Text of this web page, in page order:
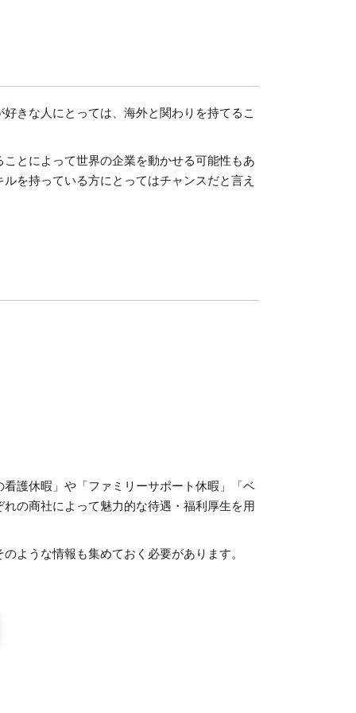
きな人にとっては、海外と関わりを持てるこ
とによって世界の企業を動かせる可能性もあ
を持っている方にとってはチャンスだと言え
護休暇」や「ファミリーサポート休暇」「ベ
の商社によって魅力的な待遇・福利厚生を用
ような情報も集めておく必要があります。